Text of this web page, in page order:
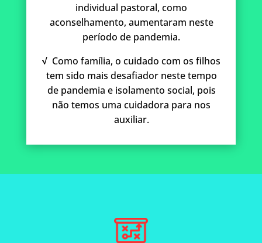
individual pastoral, como
aconselhamento, aumentaram neste
período de pandemia.
√ Como família, o cuidado com os filhos
tem sido mais desafiador neste tempo
de pandemia e isolamento social, pois
não temos uma cuidadora para nos
auxiliar.